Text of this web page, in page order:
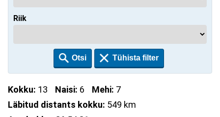
Riik
Kokku: 13 Naisi: 6 Mehi: 7
Läbitud distants kokku: 549 km